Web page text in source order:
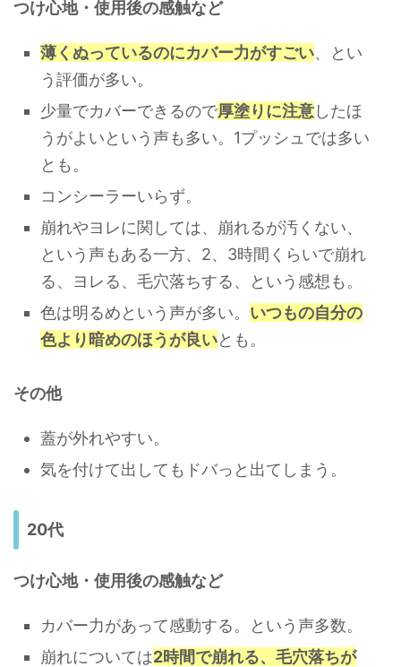
つけ心地・使用後の感触など
薄くぬっているのにカバー力がすごい、とい
う評価が多い。
少量でカバーできるので厚塗りに注意したほ
うがよいという声も多い。1プッシュでは多い
とも。
コンシーラーいらず。
崩れやヨレに関しては、崩れるが汚くない、
という声もある一方、2、3時間くらいで崩れ
る、ヨレる、毛穴落ちする、という感想も。
色は明るめという声が多い。 いつもの自分の
色より暗めのほうが良いとも。
その他
蓋が外れやすい。
気を付けて出してもドバっと出てしまう。
20代
つけ心地・使用後の感触など
カバー力があって感動する。という声多数。
崩れについては2時間で崩れる、毛穴落ちが